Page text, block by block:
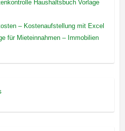
Haushaltsbuch Vorlage
– Kostenaufstellung mit Excel
für Mieteinnahmen – Immobilien